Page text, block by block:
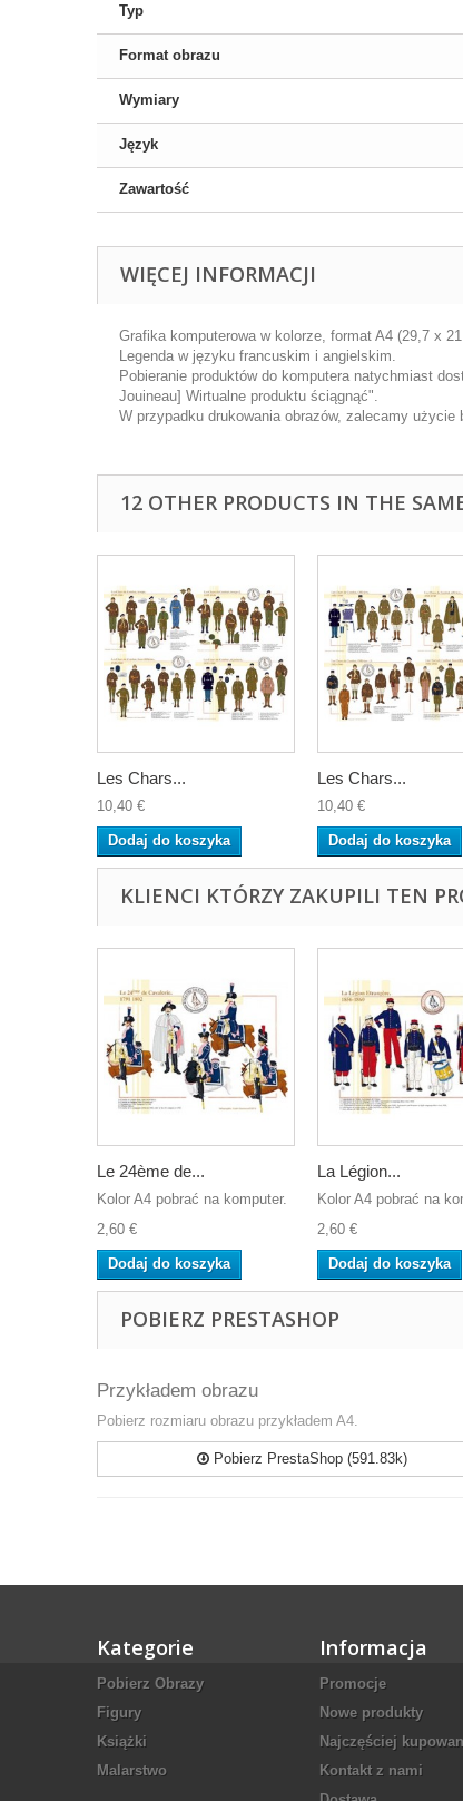
Typ
Format obrazu
Wymiary
Język
Zawartość
WIĘCEJ INFORMACJI
Grafika komputerowa w kolorze, format A4 (29,7 x
Legenda w języku francuskim i angielskim.
Pobieranie produktów do komputera natychmiast
Jouineau] Wirtualne produktu ściągnąć".
W przypadku drukowania obrazów, zalecamy użycie
12 OTHER PRODUCTS IN THE
Les Chars...
10,40 €
Dodaj do koszyka
Les Chars...
10,40 €
Dodaj do koszyka
KLIENCI KTÓRZY ZAKUPILI TEN
Le 24ème de...
Kolor A4 pobrać na komputer.
2,60 €
Dodaj do koszyka
La Légion...
Kolor A4 pobrać na
2,60 €
Dodaj do koszyka
POBIERZ PRESTASHOP
Przykładem obrazu
Pobierz rozmiaru obrazu przykładem A4.
Pobierz PrestaShop (591.83k)
Kategorie
Pobierz Obrazy
Figury
Książki
Malarstwo
Informacja
Promocje
Nowe produkty
Najczęściej
Kontakt z nami